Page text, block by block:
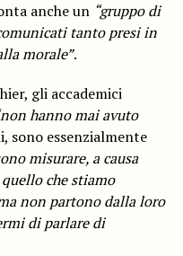
anche un “gruppo di
tanto presi in
morale”.
gli accademici
hanno mai avuto
sono essenzialmente
misurare, a causa
che stiamo
non partono dalla loro
di parlare di